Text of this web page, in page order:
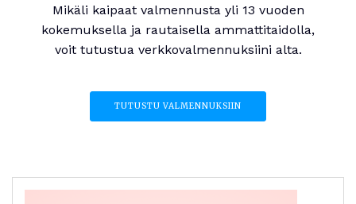
Mikäli kaipaat valmennusta yli 13 vuoden
kokemuksella ja rautaisella ammattitaidolla,
voit tutustua verkkovalmennuksiini alta.
TUTUSTU VALMENNUKSIIN